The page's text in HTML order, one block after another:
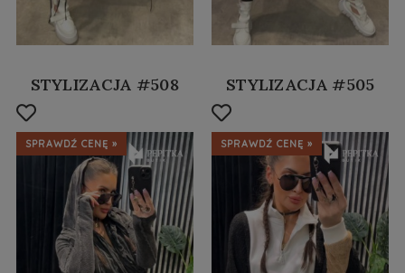
STYLIZACJA #508
SPRAWDŹ CENĘ »
STYLIZACJA #505
SPRAWDŹ CENĘ »